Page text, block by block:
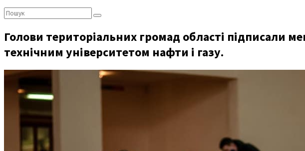
Пошук:
Голови територіальних громад області підписали
технічним університетом нафти і газу.